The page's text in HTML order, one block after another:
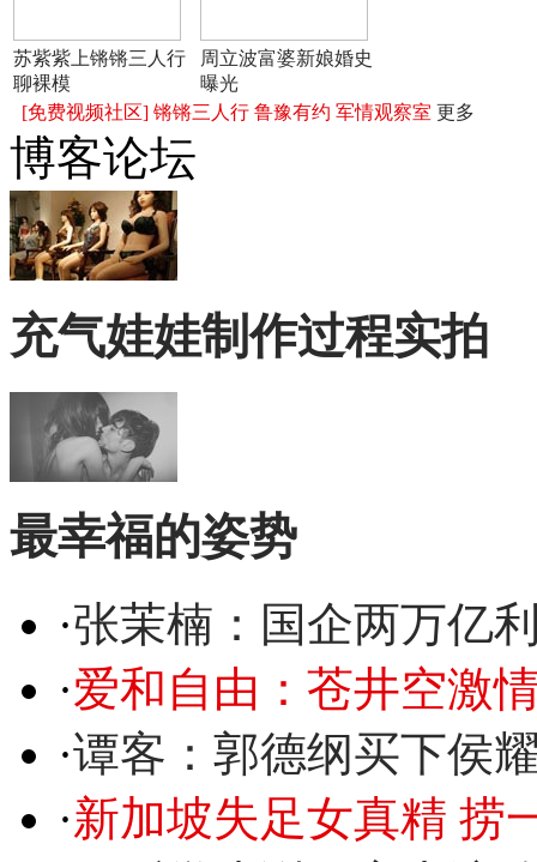
苏紫紫上锵锵三人行
聊裸模
周立波富婆新娘婚史
曝光
[免费视频社区] 锵锵三人行 鲁豫有约 军情观察室 更多
博客论坛
充气娃娃制作过程实拍
最幸福的姿势
·张茉楠：国企两万亿
·爱和自由：苍井空激
·谭客：郭德纲买下侯
·新加坡失足女真精 捞